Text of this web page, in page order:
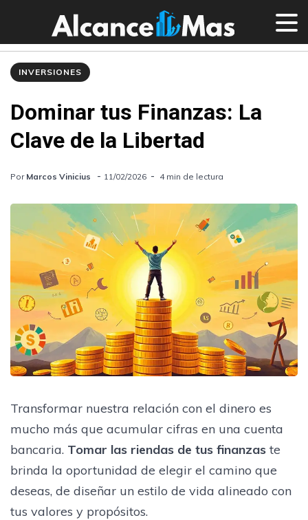
INVERSIONES
Dominar tus Finanzas: La
Clave de la Libertad
Por Marcos Vinicius 11/02/2026 4 min de lectura
Transformar nuestra relación con el dinero es
mucho más que acumular cifras en una cuenta
bancaria. Tomar las riendas de tus finanzas te
brinda la oportunidad de elegir el camino que
deseas, de diseñar un estilo de vida alineado con
tus valores y propósitos.